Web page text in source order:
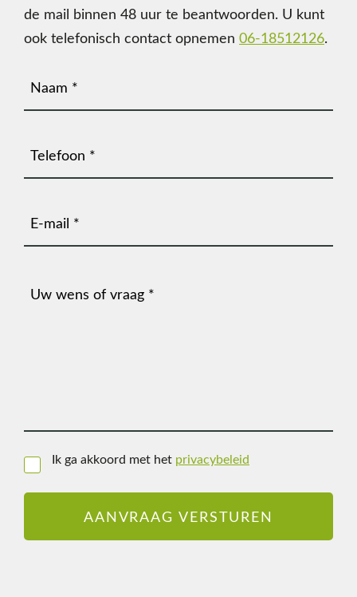
de mail binnen 48 uur te beantwoorden. U kunt
ook telefonisch contact opnemen 06-18512126.
Naam (Vereist)
Telefoonnummer
E-
mailadres(Vereist)
Bericht
InstemmingIk ga akkoord met het privacybeleid